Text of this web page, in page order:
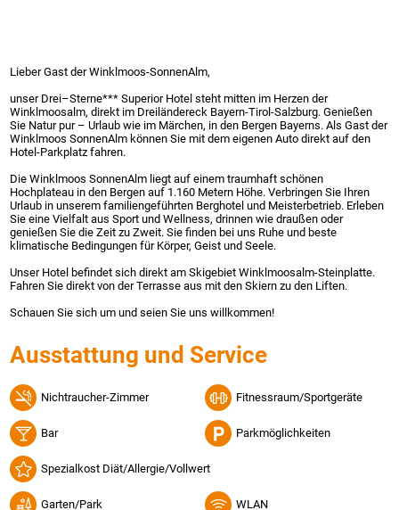
Ausstattung und Service
Nichtraucher-Zimmer Fitnessraum/Sportgeräte
Bar Parkmöglichkeiten
Spezialkost Diät/Allergie/Vollwert
Garten/Park WLAN
Lieber Gast der Winklmoos-SonnenAlm,
unser Drei–Sterne*** Superior Hotel steht mitten im Herzen der
Winklmoosalm, direkt im Dreiländereck Bayern-Tirol-Salzburg. Genießen
Sie Natur pur – Urlaub wie im Märchen, in den Bergen Bayerns. Als Gast der
Winklmoos SonnenAlm können Sie mit dem eigenen Auto direkt auf den
Hotel-Parkplatz fahren.
Die Winklmoos SonnenAlm liegt auf einem traumhaft schönen
Hochplateau in den Bergen auf 1.160 Metern Höhe. Verbringen Sie Ihren
Urlaub in unserem familiengeführten Berghotel und Meisterbetrieb. Erleben
Sie eine Vielfalt aus Sport und Wellness, drinnen wie draußen oder
genießen Sie die Zeit zu Zweit. Sie finden bei uns Ruhe und beste
klimatische Bedingungen für Körper, Geist und Seele.
Unser Hotel befindet sich direkt am Skigebiet Winklmoosalm-Steinplatte.
Fahren Sie direkt von der Terrasse aus mit den Skiern zu den Liften.
Schauen Sie sich um und seien Sie uns willkommen!